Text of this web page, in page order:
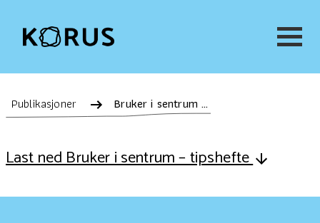
Publikasjoner Bruker i sentrum – tipshefte
Last ned Bruker i sentrum – tipshefte